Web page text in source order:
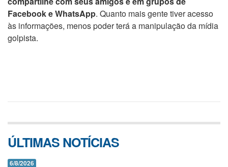
Facebook e WhatsApp. Quanto mais gente tiver acesso
às informações, menos poder terá a manipulação da mídia
golpista.
ÚLTIMAS NOTÍCIAS
6/8/2026